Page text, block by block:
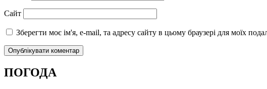
Сайт
Зберегти моє ім'я, e-mail, та адресу сайту в цьому браузері для моїх
ПОГОДА